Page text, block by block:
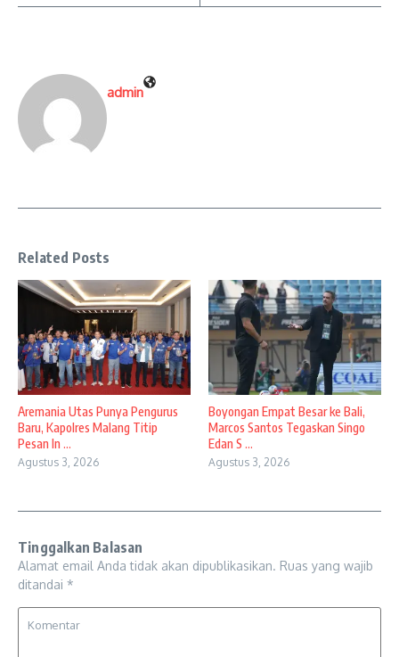
admin
Related Posts
Aremania Utas Punya Pengurus
Baru, Kapolres Malang Titip
Pesan In ...
Agustus 3, 2026
Boyongan Empat Besar ke Bali,
Marcos Santos Tegaskan Singo
Edan S ...
Agustus 3, 2026
Tinggalkan Balasan
Alamat email Anda tidak akan dipublikasikan. Ruas yang wajib
ditandai *